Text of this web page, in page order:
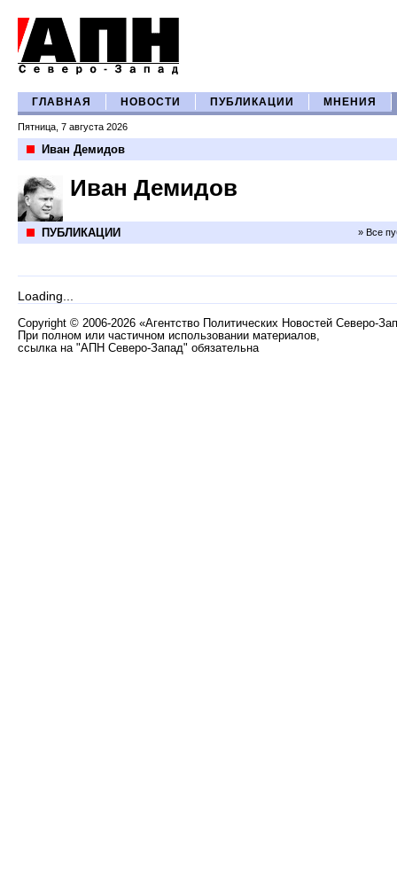
ГЛАВНАЯ НОВОСТИ ПУБЛИКАЦИИ МНЕНИЯ
Пятница, 7 августа 2026
Иван Демидов
Иван Демидов
ПУБЛИКАЦИИ » Все
Loading...
Copyright © 2006-2026 «Агентство Политических Новостей Северо-
При полном или частичном использовании материалов,
ссылка на "АПН Северо-Запад" обязательна